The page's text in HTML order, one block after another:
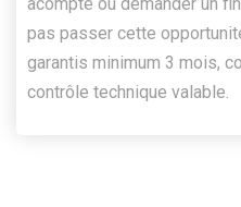
pas passer cette
garantis minimum 3 mois,
contrôle technique valable.